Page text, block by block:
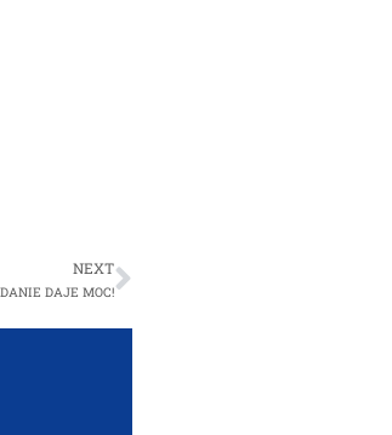
NEXT
DAJE MOC!